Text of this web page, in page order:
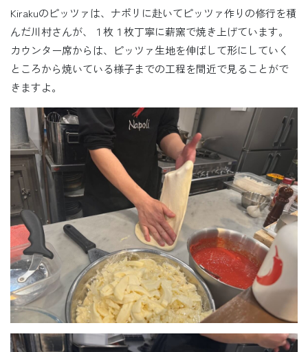
Kirakuのピッツァは、ナポリに赴いてピッツァ作りの修行を積
んだ川村さんが、１枚１枚丁寧に薪窯で焼き上げています。
カウンター席からは、ピッツァ生地を伸ばして形にしていく
ところから焼いている様子までの工程を間近で見ることがで
きますよ。